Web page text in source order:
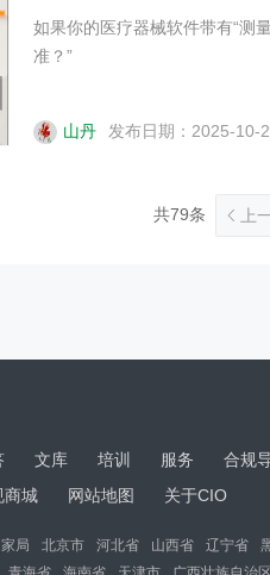
如果你的医疗器械软件带有“测
准？”
山丹 发布日期：2025-10-
共79条 上
文库 培训 服务 合规
商城
网站地图 关于CIO
局 北京市 河北省 山西省 辽宁省